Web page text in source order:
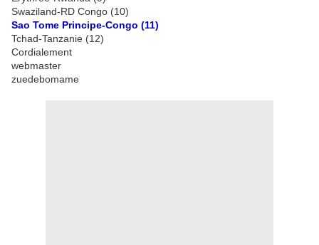
Swaziland-RD Congo (10)
Sao Tome Principe-Congo (11)
Tchad-Tanzanie (12)
Cordialement
webmaster
zuedebomame